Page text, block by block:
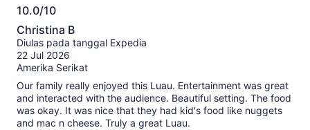
10.0/10
10.0
dari
10
Christina B
Diulas pada tanggal Expedia
22 Jul 2026
Amerika Serikat
Our family really enjoyed this Luau. Entertainment was great
and interacted with the audience. Beautiful setting. The food
was okay. It was nice that they had kid's food like nuggets
and mac n cheese. Truly a great Luau.